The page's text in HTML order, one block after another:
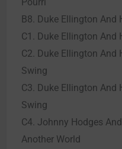
Pourri
B8. Duke Ellington And
C1. Duke Ellington And
C2. Duke Ellington And
Swing
C3. Duke Ellington And
Swing
C4. Johnny Hodges
Another World